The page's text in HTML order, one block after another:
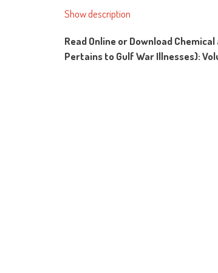
Show description
Read Online or Download
Pertains to Gulf War Illnesses):